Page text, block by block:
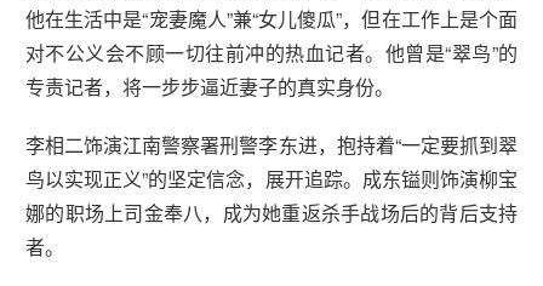
他在生活中是“宠妻魔人”兼“女儿傻瓜”，但在工作上是个面
对不公义会不顾一切往前冲的热血记者。他曾是“翠鸟”的
专责记者，将一步步逼近妻子的真实身份。
李相二饰演江南警察署刑警李东进，抱持着“一定要抓到翠
鸟以实现正义”的坚定信念，展开追踪。成东镒则饰演柳宝
娜的职场上司金奉八，成为她重返杀手战场后的背后支持
者。